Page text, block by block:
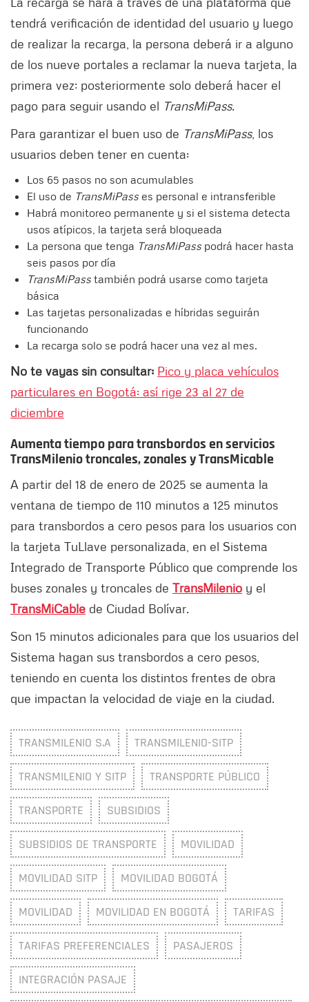
tendrá verificación de identidad del usuario y luego
de realizar la recarga, la persona deberá ir a alguno
de los nueve portales a reclamar la nueva tarjeta, la
primera vez; posteriormente solo deberá hacer el
pago para seguir usando el TransMiPass.
Para garantizar el buen uso de TransMiPass, los
usuarios deben tener en cuenta:
Los 65 pasos no son acumulables
El uso de TransMiPass es personal e intransferible
Habrá monitoreo permanente y si el sistema detecta
usos atípicos, la tarjeta será bloqueada
La persona que tenga TransMiPass podrá hacer hasta
seis pasos por día
TransMiPass también podrá usarse como tarjeta
básica
Las tarjetas personalizadas e híbridas seguirán
funcionando
La recarga solo se podrá hacer una vez al mes.
No te vayas sin consultar: Pico y placa vehículos
particulares en Bogotá: así rige 23 al 27 de
diciembre
Aumenta tiempo para transbordos en servicios
TransMilenio troncales, zonales y TransMicable
A partir del 18 de enero de 2025 se aumenta la
ventana de tiempo de 110 minutos a 125 minutos
para transbordos a cero pesos para los usuarios con
la tarjeta TuLlave personalizada, en el Sistema
Integrado de Transporte Público que comprende los
buses zonales y troncales de TransMilenio y el
TransMiCable de Ciudad Bolívar.
Son 15 minutos adicionales para que los usuarios del
Sistema hagan sus transbordos a cero pesos,
teniendo en cuenta los distintos frentes de obra
que impactan la velocidad de viaje en la ciudad.
TRANSMILENIO S.A TRANSMILENIO-SITP
TRANSMILENIO Y SITP TRANSPORTE PÚBLICO
TRANSPORTE SUBSIDIOS
SUBSIDIOS DE TRANSPORTE MOVILIDAD
MOVILIDAD SITP MOVILIDAD BOGOTÁ
MOVILIDAD MOVILIDAD EN BOGOTÁ TARIFAS
TARIFAS PREFERENCIALES PASAJEROS
INTEGRACIÓN PASAJE